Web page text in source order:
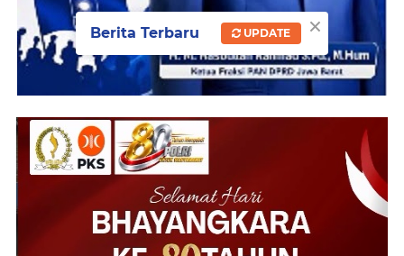
×
Berita Terbaru UPDATE